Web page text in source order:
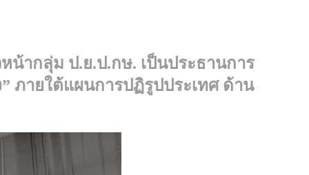
น้ากลุ่ม ป.ย.ป.กษ. เป็นประธานการ
ภายใต้แผนการปฏิรูปประเทศ ด้าน